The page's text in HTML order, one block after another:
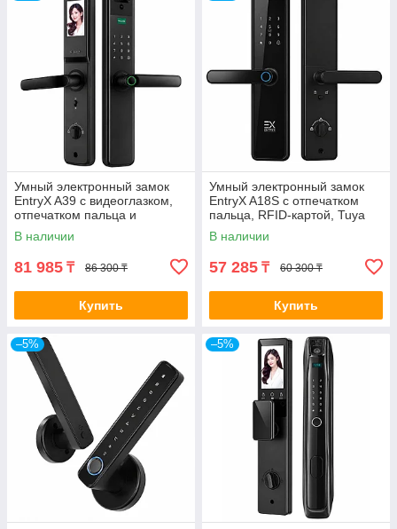
Умный электронный замок
EntryX A39 с видеоглазком,
отпечатком пальца и
управлением через
приложение Tuya
В наличии
81 985 ₸ 86 300 ₸
Купить
Умный электронный замок
EntryX A18S с отпечатком
пальца, RFID-картой, Tuya
Wi-Fi и удалённым
управлением
В наличии
57 285 ₸ 60 300 ₸
Купить
–5% –5%